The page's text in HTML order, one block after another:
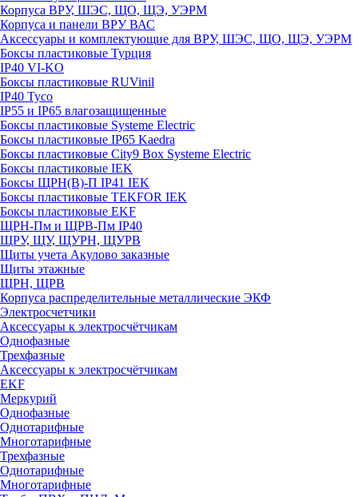
Корпуса ВРУ, ШЭС, ЩО, ЩЭ, УЭРМ
Корпуса и панели ВРУ ВАС
Аксессуары и комплектующие для ВРУ, ШЭС, ЩО, ЩЭ, УЭРМ
Боксы пластиковые Турция
IP40 VI-KO
Боксы пластиковые RUVinil
IP40 Тусо
IP55 и IP65 влагозащищенные
Боксы пластиковые Systeme Electric
Боксы пластиковые IP65 Kaedra
Боксы пластиковые City9 Box Systeme Electric
Боксы пластиковые IEK
Боксы ЩРН(В)-П IP41 IEK
Боксы пластиковые TEKFOR IEK
Боксы пластиковые EKF
ЩРН-Пм и ЩРВ-Пм IP40
ЩРУ, ЩУ, ЩУРН, ЩУРВ
Щиты учета Акулово заказные
Щиты этажные
ЩРН, ЩРВ
Корпуса распределительные металлические ЭКФ
Электросчетчики
Аксессуары к электросчётчикам
Однофазные
Трехфазные
Аксессуары к электросчётчикам
EKF
Меркурий
Однофазные
Однотарифные
Многотарифные
Трехфазные
Однотарифные
Многотарифные